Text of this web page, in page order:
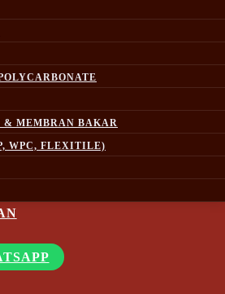
& MEMBRAN BAKAR
WPC, FLEXITILE)